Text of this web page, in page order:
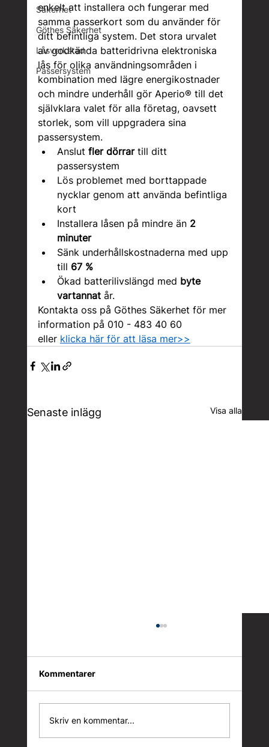
Säkerhet
Göthes Säkerhet
Låsverkstad
Passersystem
enkelt att installera och fungerar med
samma passerkort som du använder för
ditt befintliga system. Det stora urvalet
av godkända batteridrivna elektroniska
lås för olika användningsområden i
kombination med lägre energikostnader
och mindre underhåll gör Aperio® till det
självklara valet för alla företag, oavsett
storlek, som vill uppgradera sina
passersystem.
Anslut fler dörrar till ditt
passersystem
Lös problemet med borttappade
nycklar genom att använda befintliga
kort
Installera låsen på mindre än 2
minuter
Sänk underhållskostnaderna med upp
till 67 %
Ökad batterilivslängd med byte
vartannat år.
Kontakta oss på Göthes Säkerhet för mer
information på 010 - 483 40 60
eller klicka här för att läsa mer>>
Senaste inlägg Visa alla
Kommentarer
Skriv en kommentar...